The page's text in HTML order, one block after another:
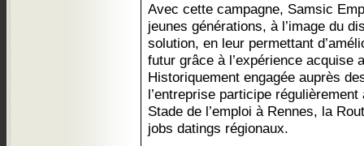
Avec cette campagne, Samsic
jeunes générations, à l’image du
solution, en leur permettant
futur grâce à l’expérience acquise
Historiquement engagée auprès
l’entreprise participe
Stade de l’emploi à Rennes, la
jobs datings régionaux.